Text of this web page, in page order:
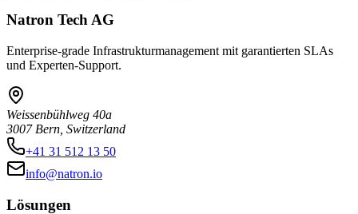
Natron Tech AG
Enterprise-grade Infrastrukturmanagement mit garantierten SLAs
und Experten-Support.
Weissenbühlweg 40a
3007 Bern, Switzerland
+41 31 512 13 50
info@natron.io
Lösungen